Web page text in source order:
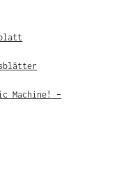
Machine!
–